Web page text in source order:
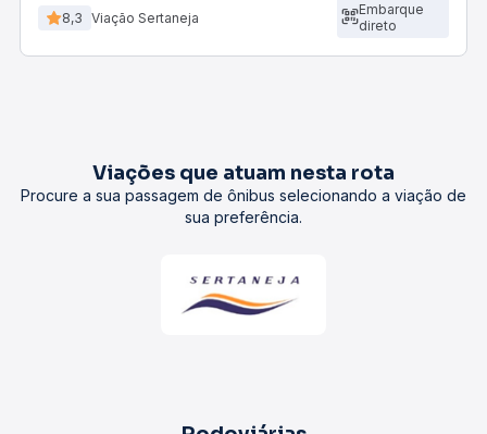
8,3 Viação Sertaneja
Embarque
direto
Viações que atuam nesta rota
Procure a sua passagem de ônibus selecionando a viação de
sua preferência.